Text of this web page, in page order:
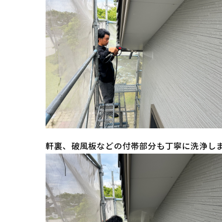
軒裏、破風板などの付帯部分も丁寧に洗浄し